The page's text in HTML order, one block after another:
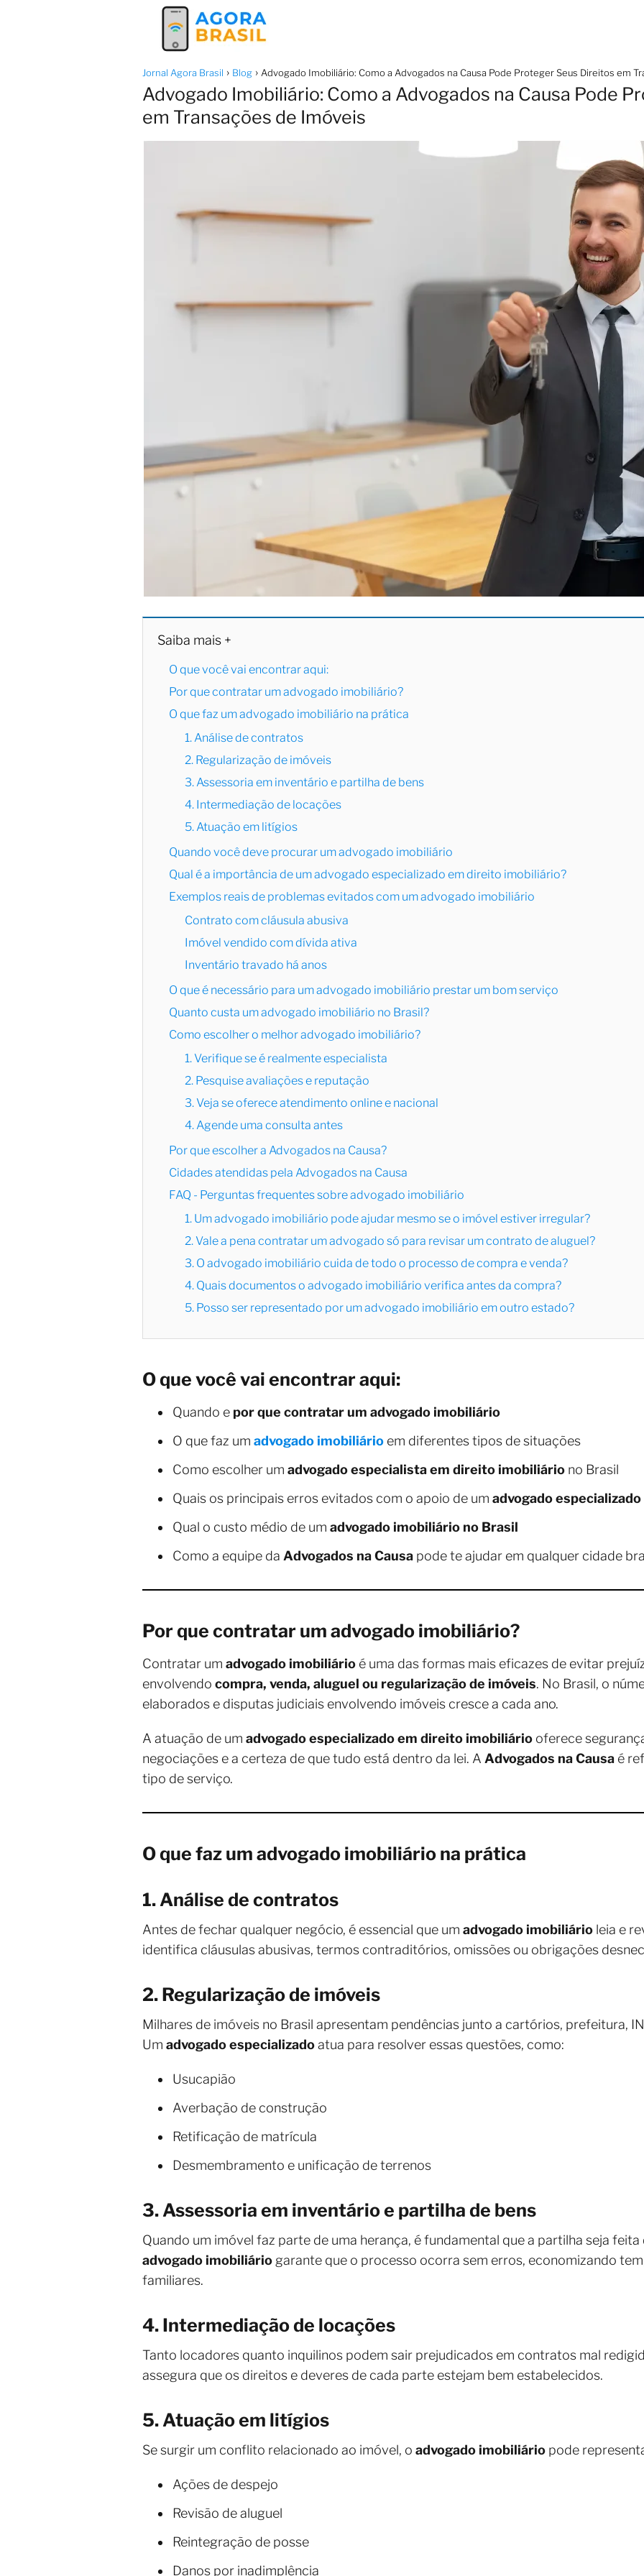
Jornal Agora Brasil Blog Advogado Imobiliário: Como a Advogados na Causa Pode Proteger Seus Direitos em
Advogado Imobiliário: Como a Advogados na Causa Pode
em Transações de Imóveis
Saiba mais +
O que você vai encontrar aqui:
Por que contratar um advogado imobiliário?
O que faz um advogado imobiliário na prática
1. Análise de contratos
2. Regularização de imóveis
3. Assessoria em inventário e partilha de bens
4. Intermediação de locações
5. Atuação em litígios
Quando você deve procurar um advogado imobiliário
Qual é a importância de um advogado especializado em direito imobiliário?
Exemplos reais de problemas evitados com um advogado imobiliário
Contrato com cláusula abusiva
Imóvel vendido com dívida ativa
Inventário travado há anos
O que é necessário para um advogado imobiliário prestar um bom serviço
Quanto custa um advogado imobiliário no Brasil?
Como escolher o melhor advogado imobiliário?
1. Verifique se é realmente especialista
2. Pesquise avaliações e reputação
3. Veja se oferece atendimento online e nacional
4. Agende uma consulta antes
Por que escolher a Advogados na Causa?
Cidades atendidas pela Advogados na Causa
FAQ - Perguntas frequentes sobre advogado imobiliário
1. Um advogado imobiliário pode ajudar mesmo se o imóvel estiver irregular?
2. Vale a pena contratar um advogado só para revisar um contrato de aluguel?
3. O advogado imobiliário cuida de todo o processo de compra e venda?
4. Quais documentos o advogado imobiliário verifica antes da compra?
5. Posso ser representado por um advogado imobiliário em outro estado?
O que você vai encontrar aqui:
Quando e por que contratar um advogado imobiliário
O que faz um advogado imobiliário em diferentes tipos de situações
Como escolher um advogado especialista em direito imobiliário no Brasil
Quais os principais erros evitados com o apoio de um advogado especializado
Qual o custo médio de um advogado imobiliário no Brasil
Como a equipe da Advogados na Causa pode te ajudar em qualquer cidade
Por que contratar um advogado imobiliário?
Contratar um advogado imobiliário é uma das formas mais eficazes de evitar
envolvendo compra, venda, aluguel ou regularização de imóveis. No Brasil, o
elaborados e disputas judiciais envolvendo imóveis cresce a cada ano.
A atuação de um advogado especializado em direito imobiliário oferece
negociações e a certeza de que tudo está dentro da lei. A Advogados na Causa é
tipo de serviço.
O que faz um advogado imobiliário na prática
1. Análise de contratos
Antes de fechar qualquer negócio, é essencial que um advogado imobiliário leia e
identifica cláusulas abusivas, termos contraditórios, omissões ou obrigações
2. Regularização de imóveis
Milhares de imóveis no Brasil apresentam pendências junto a cartórios, prefeitura,
Um advogado especializadoatua para resolver essas questões, como:
Usucapião
Averbação de construção
Retificação de matrícula
Desmembramento e unificação de terrenos
3. Assessoria em inventário e partilha de bens
Quando um imóvel faz parte de uma herança, é fundamental que a partilha seja
advogado imobiliário garante que o processo ocorra sem erros, economizando
familiares.
4. Intermediação de locações
Tanto locadores quanto inquilinos podem sair prejudicados em contratos mal
assegura que os direitos e deveres de cada parte estejam bem estabelecidos.
5. Atuação em litígios
Se surgir um conflito relacionado ao imóvel, o advogado imobiliário pode
Ações de despejo
Revisão de aluguel
Reintegração de posse
Danos por inadimplência